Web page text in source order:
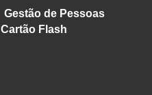
Gestão de Pessoas
Cartão Flash